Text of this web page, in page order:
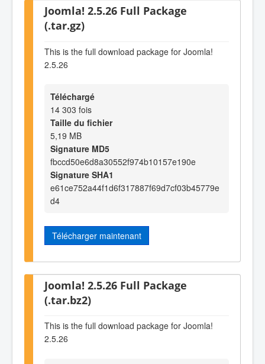
Joomla! 2.5.26 Full Package
(.tar.gz)
This is the full download package for Joomla!
2.5.26
Téléchargé
14 303 fois
Taille du fichier
5,19 MB
Signature MD5
fbccd50e6d8a30552f974b10157e190e
Signature SHA1
e61ce752a44f1d6f317887f69d7cf03b45779e
d4
Télécharger maintenant
Joomla! 2.5.26 Full Package
(.tar.bz2)
This is the full download package for Joomla!
2.5.26